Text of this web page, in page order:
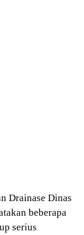
Drainase Dinas
beberapa
serius